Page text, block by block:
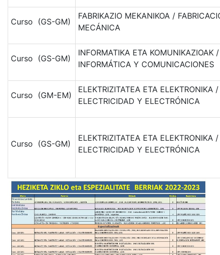
Curso (GS-GM)
FABRIKAZIO MEKANIKOA /
MECÁNICA
Curso (GS-GM)
INFORMATIKA ETA KOMUNIKAZIOAK /
INFORMÁTICA Y COMUNICACIONES
Curso (GM-EM)
ELEKTRIZITATEA ETA ELEKTRONIKA /
ELECTRICIDAD Y ELECTRÓNICA
Curso (GS-GM)
ELEKTRIZITATEA ETA ELEKTRONIKA /
ELECTRICIDAD Y ELECTRÓNICA